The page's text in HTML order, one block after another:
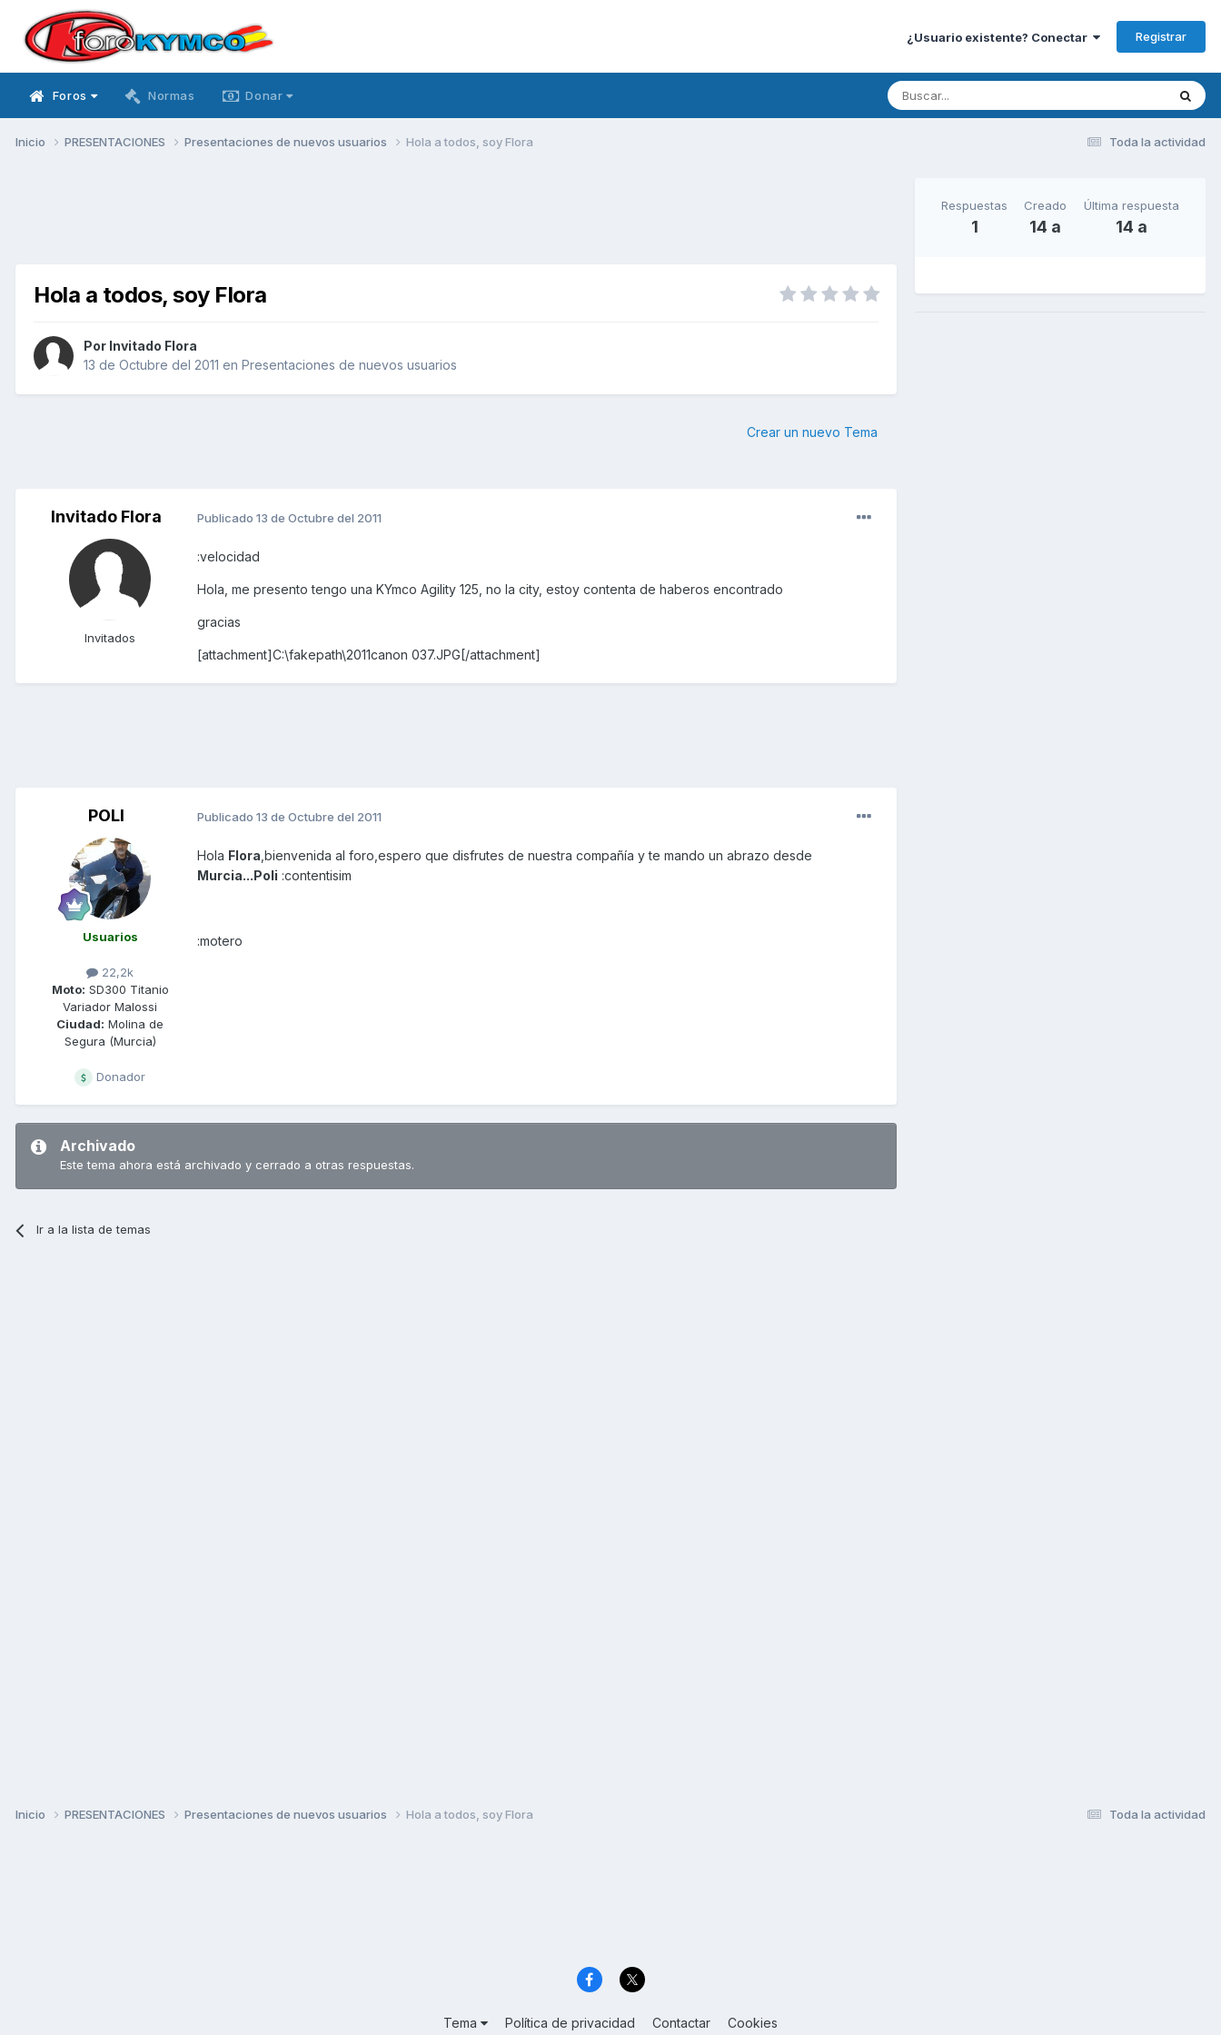
¿Usuario existente? Conectar Registrar
Foros Normas Donar
Toda la actividad
Inicio PRESENTACIONES Presentaciones de nuevos usuarios Hola a todos, soy Flora
Hola a todos, soy Flora
Por Invitado Flora
13 de Octubre del 2011 en Presentaciones de nuevos usuarios
Crear un nuevo Tema
Invitado Flora
Invitados
Publicado 13 de Octubre del 2011
:velocidad
Hola, me presento tengo una KYmco Agility 125, no la city, estoy contenta de haberos encontrado
gracias
[attachment]C:\fakepath\2011canon 037.JPG[/attachment]
POLI
Usuarios
22,2k
Moto: SD300 Titanio
Variador Malossi
Ciudad: Molina de
Segura (Murcia)
Donador
Publicado 13 de Octubre del 2011
Hola Flora ,bienvenida al foro,espero que disfrutes de nuestra compañía y te mando un abrazo desde
Murcia...Poli :contentisim
:motero
Archivado
Este tema ahora está archivado y cerrado a otras respuestas.
Ir a la lista de temas
Respuestas
1
Creado
14 a
Última respuesta
14 a
Toda la actividad
Inicio PRESENTACIONES Presentaciones de nuevos usuarios Hola a todos, soy Flora
Tema Política de privacidad Contactar Cookies